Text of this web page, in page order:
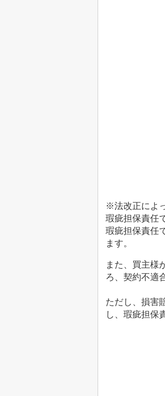
※法改正によ
瑕疵担保責任
瑕疵担保責任
ます。
また、買主様
ろ、契約不適
ただし、損害
し、瑕疵担保